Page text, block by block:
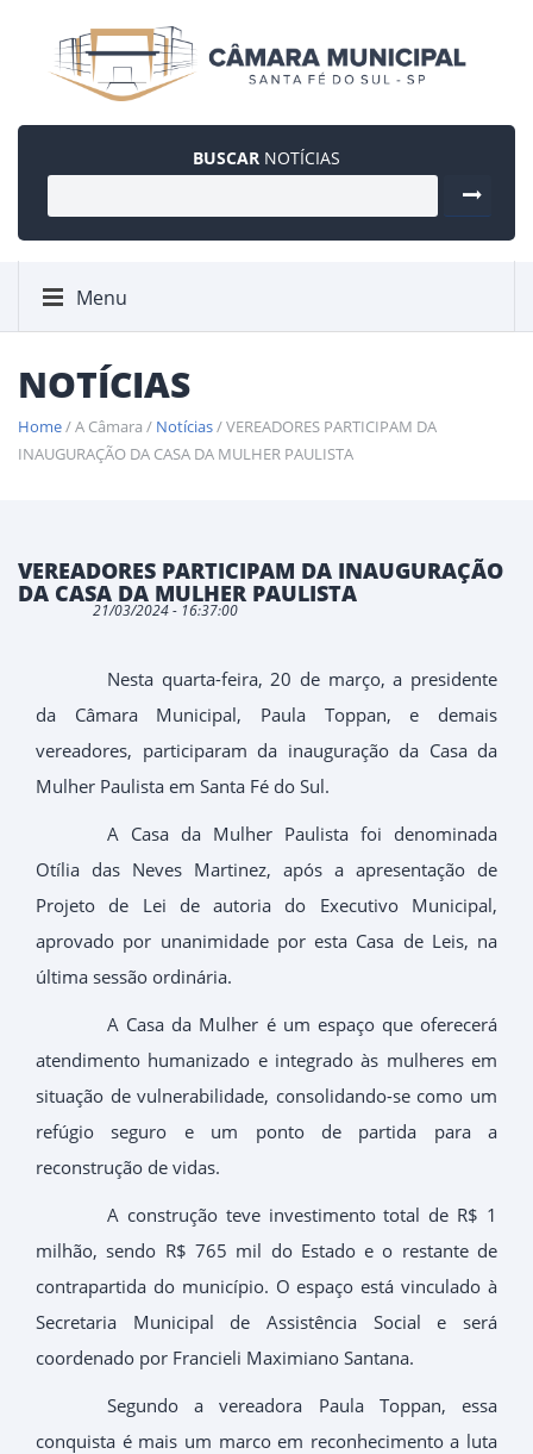
BUSCAR NOTÍCIAS
Menu
NOTÍCIAS
Home/ A Câmara / Notícias/ VEREADORES PARTICIPAM DA
INAUGURAÇÃO DA CASA DA MULHER PAULISTA
VEREADORES PARTICIPAM DA INAUGURAÇÃO
DA CASA DA MULHER PAULISTA
21/03/2024 - 16:37:00
Nesta quarta-feira, 20 de março, a presidente
da Câmara Municipal, Paula Toppan, e demais
vereadores, participaram da inauguração da Casa da
Mulher Paulista em Santa Fé do Sul.
A Casa da Mulher Paulista foi denominada
Otília das Neves Martinez, após a apresentação de
Projeto de Lei de autoria do Executivo Municipal,
aprovado por unanimidade por esta Casa de Leis, na
última sessão ordinária.
A Casa da Mulher é um espaço que oferecerá
atendimento humanizado e integrado às mulheres em
situação de vulnerabilidade, consolidando-se como um
refúgio seguro e um ponto de partida para a
reconstrução de vidas.
A construção teve investimento total de R$ 1
milhão, sendo R$ 765 mil do Estado e o restante de
contrapartida do município. O espaço está vinculado à
Secretaria Municipal de Assistência Social e será
coordenado por Francieli Maximiano Santana.
Segundo a vereadora Paula Toppan, essa
conquista é mais um marco em reconhecimento a luta